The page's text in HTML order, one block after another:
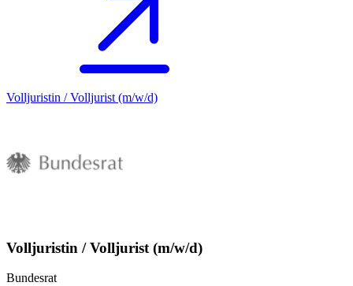
Volljuristin / Volljurist (m/w/d)
Volljuristin / Volljurist (m/w/d)
Bundesrat